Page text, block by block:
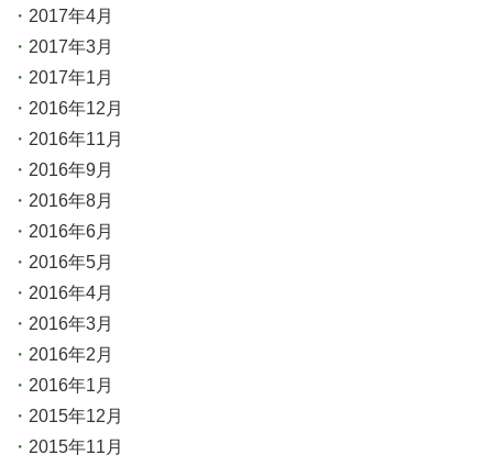
2017年4月
2017年3月
2017年1月
2016年12月
2016年11月
2016年9月
2016年8月
2016年6月
2016年5月
2016年4月
2016年3月
2016年2月
2016年1月
2015年12月
2015年11月